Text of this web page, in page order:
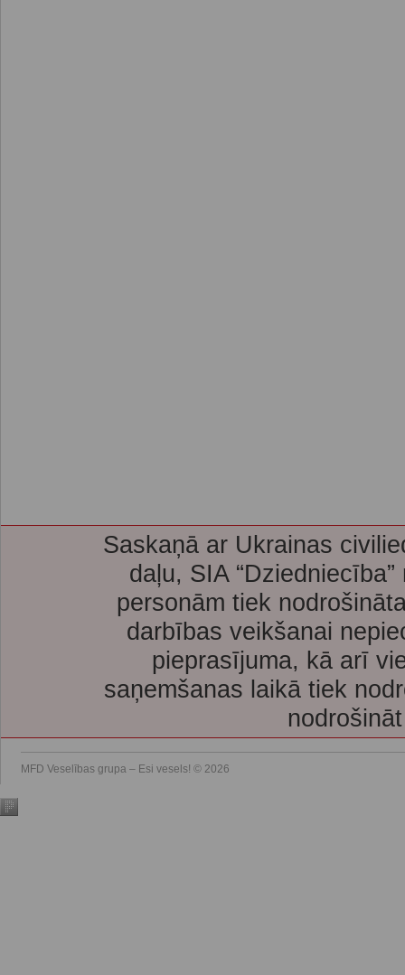
Saskaņā ar Ukrainas
daļu, SIA
personām tiek
darbības veikšanai
pieprasījuma, kā arī
saņemšanas laikā tiek
MFD Veselības grupa – Esi vesels! © 2026